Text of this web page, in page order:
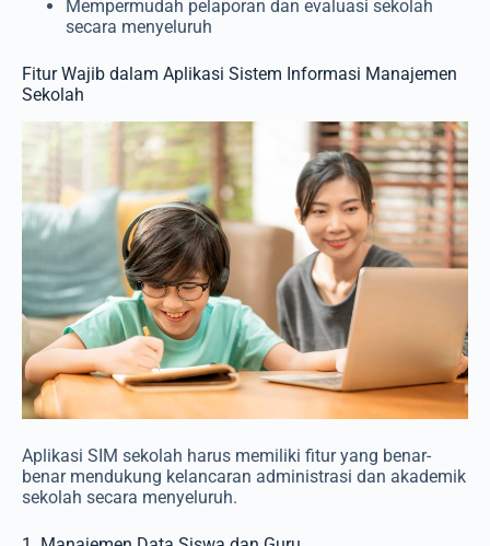
Mempermudah pelaporan dan evaluasi sekolah
secara menyeluruh
Fitur Wajib dalam Aplikasi Sistem Informasi Manajemen
Sekolah
Aplikasi SIM sekolah harus memiliki fitur yang benar-
benar mendukung kelancaran administrasi dan akademik
sekolah secara menyeluruh.